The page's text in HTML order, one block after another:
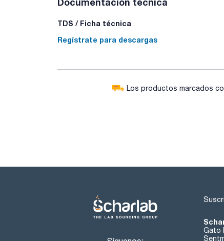
TDS / Ficha técnica
Regístrate para descargas
Los productos marcados
Gato